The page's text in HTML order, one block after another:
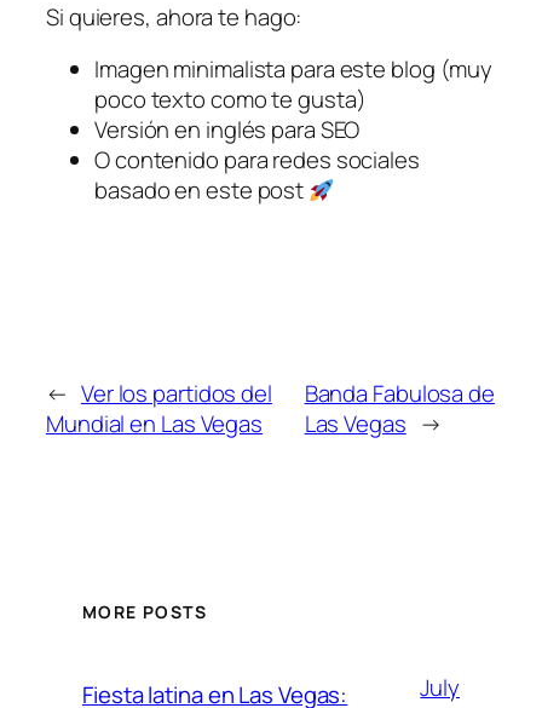
Si quieres, ahora te hago:
Imagen minimalista para este blog (muy
poco texto como te gusta)
Versión en inglés para SEO
O contenido para redes sociales
basado en este post
← Ver los partidos del
Mundial en Las Vegas
Banda Fabulosa de
Las Vegas →
MORE POSTS
Fiesta latina en Las Vegas:
July